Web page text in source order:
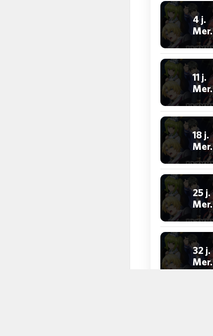
4 j.
Mer.
11 j.
Mer.
18 j.
Mer.
25 j.
Mer.
32 j.
Mer.